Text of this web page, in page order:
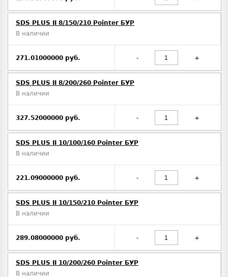
SDS PLUS II 8/150/210 Pointer БУР
В наличии
271.01000000 руб. - +
SDS PLUS II 8/200/260 Pointer БУР
В наличии
327.52000000 руб. - +
SDS PLUS II 10/100/160 Pointer БУР
В наличии
221.09000000 руб. - +
SDS PLUS II 10/150/210 Pointer БУР
В наличии
289.08000000 руб. - +
SDS PLUS II 10/200/260 Pointer БУР
В наличии